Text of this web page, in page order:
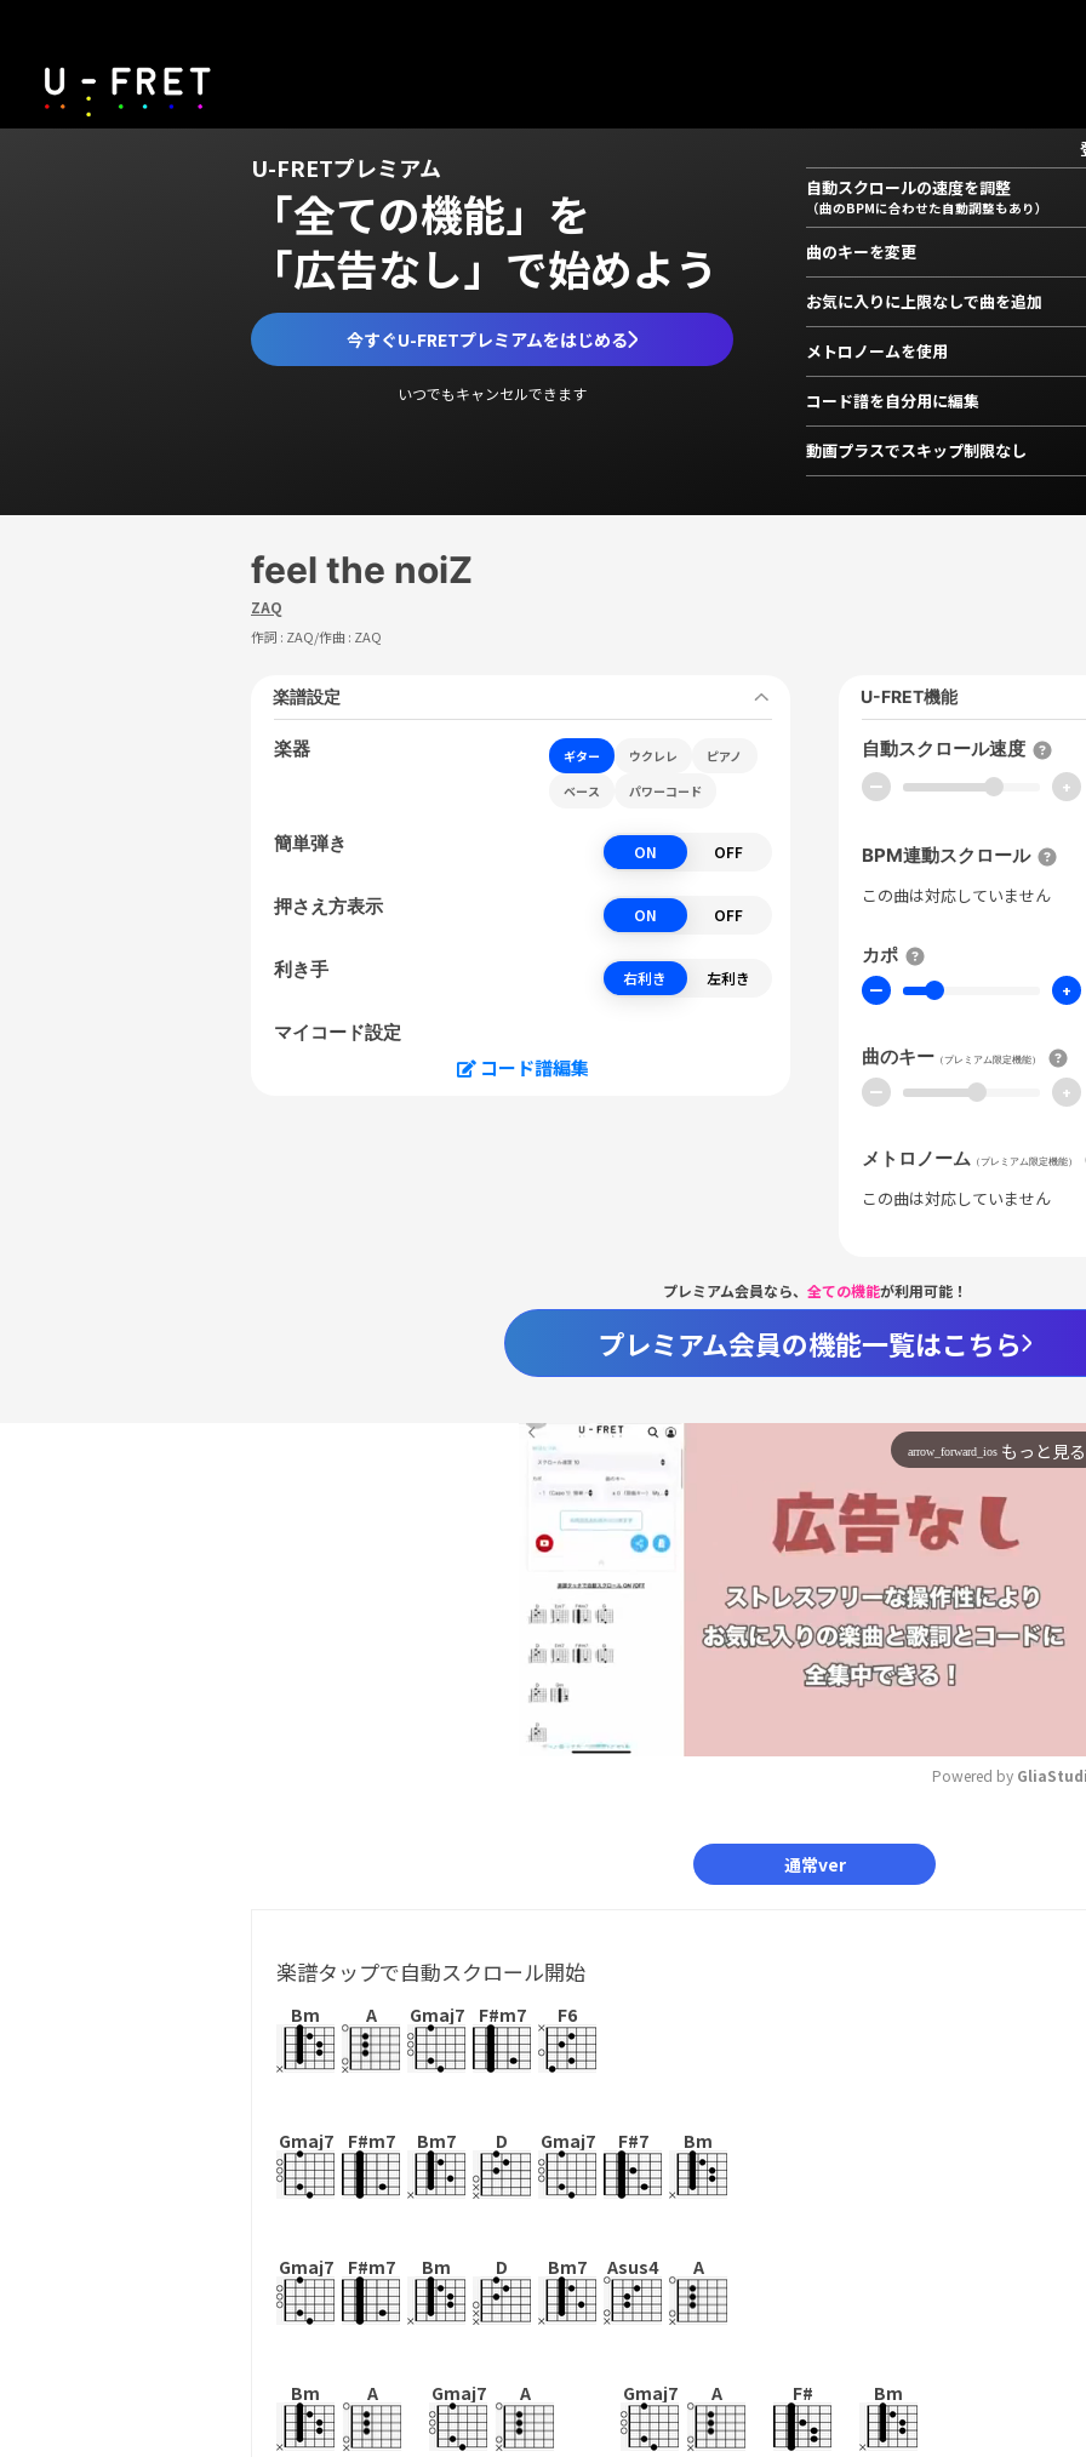
U-FRETプレミアム
「全ての機能」を
「広告なし」で始めよう
今すぐU-FRETプレミアムをはじめる
いつでもキャンセルできます
自動スクロールの速度を調整
（曲のBPMに合わせた自動調整もあり）
曲のキーを変更
お気に入りに上限なしで曲を追加
メトロノームを使用
コード譜を自分用に編集
動画プラスでスキップ制限なし
feel the noiZ
ZAQ
作詞 : ZAQ/作曲 : ZAQ
楽譜設定
楽器 ギター ウクレレ
ピアノ
ベース
パワーコード
簡単弾き ON OFF
押さえ方表示 ON OFF
利き手 右利き 左利き
マイコード設定
コード譜編集
U-FRET機能
自動スクロール速度
ー +
BPM連動スクロール
この曲は対応していません
カポ
ー +
曲のキー （プレミアム限定機能）
ー +
メトロノーム （プレミアム限定機能）
この曲は対応していません
プレミアム会員なら、 全ての機能が利用可能！
プレミアム会員の機能一覧はこちら
arrow_forward_ios もっと見る
Powered by
通常ver
楽譜タップで自動スクロール開始
Bm A Gmaj7 F#m7 F6
Gmaj7 F#m7 Bm7 D Gmaj7 F#7 Bm
Gmaj7 F#m7 Bm D Bm7 Asus4 A
Bm A Gmaj7 A Gmaj7 A F# Bm